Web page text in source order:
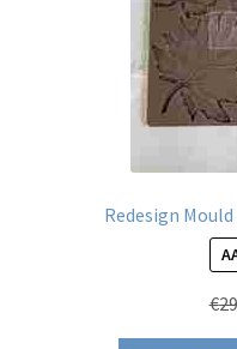
Redesign
€